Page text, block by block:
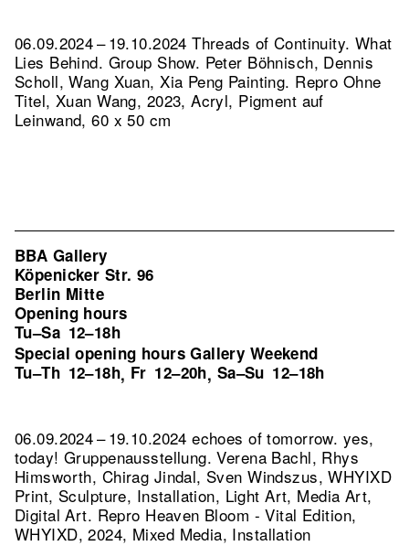
06.09.2024 – 19.10.2024 Threads of Continuity. What
Lies Behind. Group Show. Peter Böhnisch, Dennis
Scholl, Wang Xuan, Xia Peng Painting. Repro Ohne
Titel, Xuan Wang, 2023, Acryl, Pigment auf
Leinwand, 60 x 50 cm
BBA Gallery
Köpenicker Str. 96
Berlin Mitte
Opening hours
Tu–Sa 12–18h
Special opening hours Gallery Weekend
Tu–Th 12–18h, Fr 12–20h, Sa–Su 12–18h
06.09.2024 – 19.10.2024 echoes of tomorrow. yes,
today! Gruppenausstellung. Verena Bachl, Rhys
Himsworth, Chirag Jindal, Sven Windszus, WHYIXD
Print, Sculpture, Installation, Light Art, Media Art,
Digital Art. Repro Heaven Bloom - Vital Edition,
WHYIXD, 2024, Mixed Media, Installation